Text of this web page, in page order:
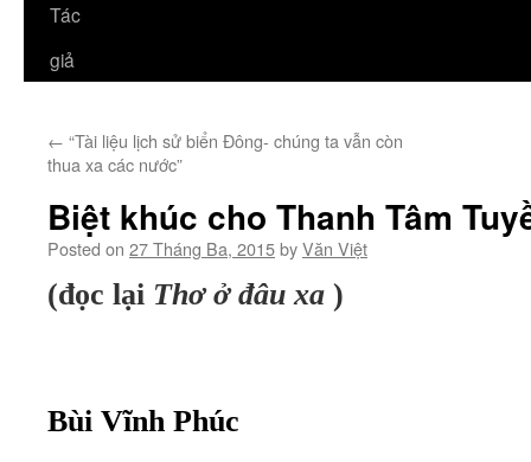
Tác
giả
← “Tài liệu lịch sử biển Đông- chúng ta vẫn còn
thua xa các nước”
Biệt khúc cho Thanh Tâm
Posted on 27 Tháng Ba, 2015byVăn Việt
(đọc lại Thơ ở đâu xa )
Bùi Vĩnh Phúc